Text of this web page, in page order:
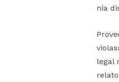
nia
legal